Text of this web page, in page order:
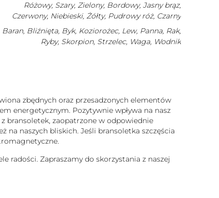
Różowy, Szary, Zielony, Bordowy, Jasny brąz,
Czerwony, Niebieski, Żółty, Pudrowy róż, Czarny
Baran, Bliźnięta, Byk, Koziorożec, Lew, Panna, Rak,
Ryby, Skorpion, Strzelec, Waga, Wodnik
zbędnych oraz przesadzonych elementów
energetycznym. Pozytywnie wpływa na nasz
bransoletek, zaopatrzone w odpowiednie
na naszych bliskich. Jeśli bransoletka szczęścia
radości. Zapraszamy do skorzystania z naszej